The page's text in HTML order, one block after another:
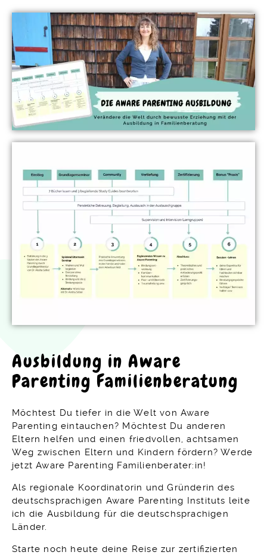
Ausbildung in Aware
Parenting Familienberatung
Möchtest Du tiefer in die Welt von Aware
Parenting eintauchen? Möchtest Du anderen
Eltern helfen und einen friedvollen, achtsamen
Weg zwischen Eltern und Kindern fördern? Werde
jetzt Aware Parenting Familienberater:in!
Als regionale Koordinatorin und Gründerin des
deutschsprachigen Aware Parenting Instituts leite
ich die Ausbildung für die deutschsprachigen
Länder.
Starte noch heute deine Reise zur zertifizierten